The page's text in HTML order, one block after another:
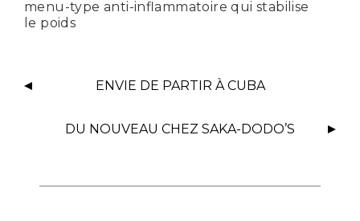
menu-type anti-inflammatoire qui stabilise
le poids
ENVIE DE PARTIR À CUBA
DU NOUVEAU CHEZ SAKA-DODO’S